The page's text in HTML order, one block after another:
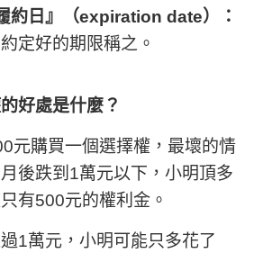
約日』（expiration date）：
定好的期限稱之。
好處是什麼？
元購買一個選擇權，最壞的情
後跌到1萬元以下，小明頂多
有500元的權利金。
1萬元，小明可能只多花了